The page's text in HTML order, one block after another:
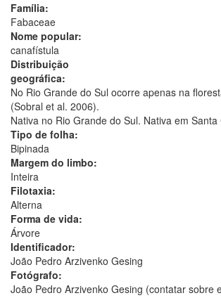
Família:
Fabaceae
Nome popular:
canafístula
Distribuição
geográfica:
No Rio Grande do Sul ocorre apenas na
(Sobral et al. 2006).
Nativa no Rio Grande do Sul. Nativa em Santa
Tipo de folha:
Bipinada
Margem do limbo:
Inteira
Filotaxia:
Alterna
Forma de vida:
Árvore
Identificador:
João Pedro Arzivenko Gesing
Fotógrafo:
João Pedro Arzivenko Gesing (contatar sobre